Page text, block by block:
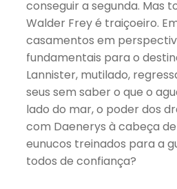
conseguir a segunda. Mas
Walder Frey é traiçoeiro.
casamentos em
fundamentais para o
Lannister, mutilado,
seus sem saber o que o
lado do mar, o poder dos
com Daenerys à cabeça
eunucos treinados para a
todos de confiança?